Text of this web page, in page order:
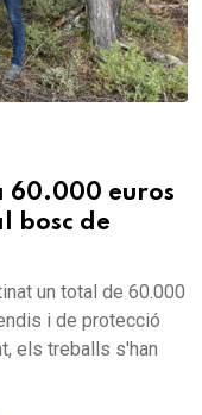
60.000 euros
bosc de
un total de 60.000
i de protecció
els treballs s'han